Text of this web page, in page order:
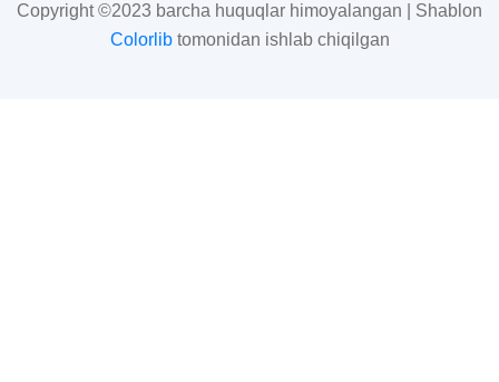
Copyright ©2023 barcha huquqlar himoyalangan | Shablon
Colorlibtomonidan ishlab chiqilgan